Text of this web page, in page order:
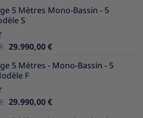
initial
était :
actuel
5 Mètres Mono-Bassin - 5
S
Le
initial
était :
29.990,00€Le
actuel
5 Mètres - Mono-Bassin - 5
F
Le
29.990,00€Le